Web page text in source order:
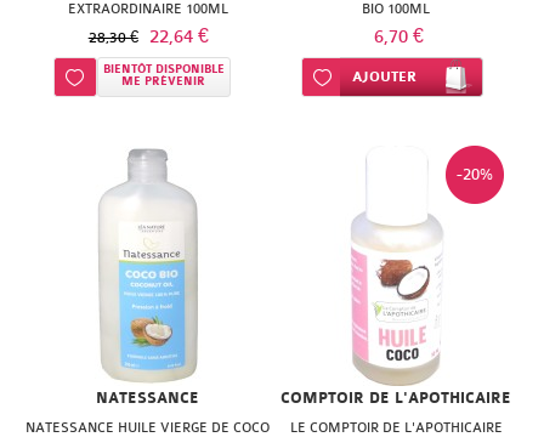
EXTRAORDINAIRE 100ML
28,30 € 22,64 €
Ajouter à ma liste d’envie
BIENTÔT DISPONIBLE
ME PRÉVENIR
BIO 100ML
6,70 €
Ajouter à ma liste d’envie
AJOUTER
NATESSANCE
NATESSANCE HUILE VIERGE DE COCO
-20%
COMPTOIR DE L'APOTHICAIRE
LE COMPTOIR DE L'APOTHICAIRE